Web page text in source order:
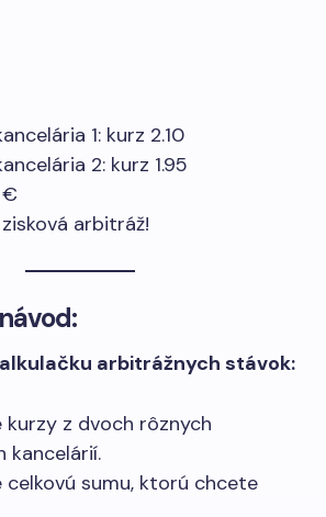
1: kurz 2.10
2: kurz 1.95
€
arbitráž!
arbitrážnych stávok:
kurzy z dvoch rôznych
kancelárií.
celkovú sumu, ktorú chcete